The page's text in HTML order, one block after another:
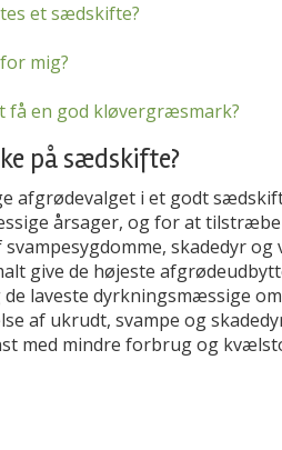
et sædskifte?
mig?
få en god kløvergræsmark?
på sædskifte?
afgrødevalget i et godt
årsager, og for at
skadedyr og
give de højeste
laveste dyrkningsmæssige
af ukrudt, svampe og
med mindre forbrug og